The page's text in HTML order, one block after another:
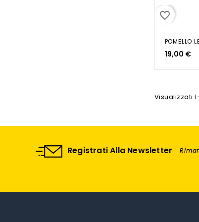
favorite_border
19,00 €
Visualizzati
Registrati Alla Newsletter